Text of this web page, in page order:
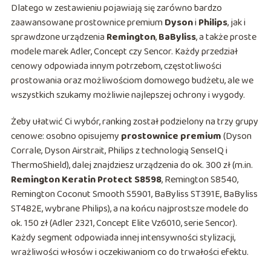
Dlatego w zestawieniu pojawiają się zarówno bardzo
zaawansowane prostownice premiumDysoni Philips, jak i
sprawdzone urządzenia Remington,BaByliss, a także proste
modele marek Adler, Concept czy Sencor. Każdy przedział
cenowy odpowiada innym potrzebom, częstotliwości
prostowania oraz możliwościom domowego budżetu, ale we
wszystkich szukamy możliwie najlepszej ochrony i wygody.
Żeby ułatwić Ci wybór, ranking został podzielony na trzy grupy
cenowe: osobno opisujemy prostownice premium(Dyson
Corrale, Dyson Airstrait, Philips z technologią SenseIQ i
ThermoShield), dalej znajdziesz urządzenia do ok. 300 zł (m.in.
Remington Keratin Protect S8598, Remington S8540,
Remington Coconut Smooth S5901, BaByliss ST391E, BaByliss
ST482E, wybrane Philips), a na końcu najprostsze modele do
ok. 150 zł (Adler 2321, Concept Elite Vz6010, serie Sencor).
Każdy segment odpowiada innej intensywności stylizacji,
wrażliwości włosów i oczekiwaniom co do trwałości efektu.